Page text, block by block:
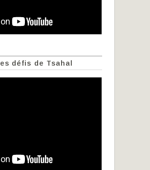
défis de Tsahal